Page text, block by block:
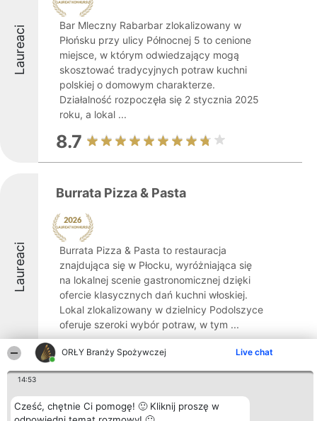
ORŁY Branży Spożywczej Live chat
14:53
Cześć, chętnie Ci pomogę! 🙂 Kliknij proszę w
Laureaci
Bar Mleczny Rabarbar zlokalizowany w
Płońsku przy ulicy Północnej 5 to cenione
miejsce, w którym odwiedzający mogą
skosztować tradycyjnych potraw kuchni
polskiej o domowym charakterze.
Działalność rozpoczęła się 2 stycznia 2025
roku, a lokal ...
8.7
Laureaci
Burrata Pizza & Pasta
Burrata Pizza & Pasta to restauracja
znajdująca się w Płocku, wyróżniająca się
na lokalnej scenie gastronomicznej dzięki
ofercie klasycznych dań kuchni włoskiej.
Lokal zlokalizowany w dzielnicy Podolszyce
oferuje szeroki wybór potraw, w tym ...
8.4